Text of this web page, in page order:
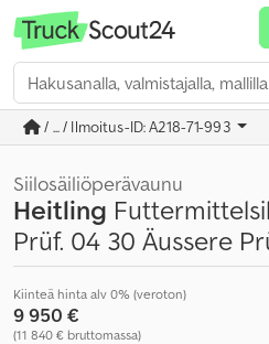
/ ... / Ilmoitus-ID: A218-71-993
Siilosäiliöperävaunu
Heitling
Prüf. 04 30 Äussere
Kiinteä hinta alv 0% (veroton)
9 950 €
(11 840 € bruttomassa)